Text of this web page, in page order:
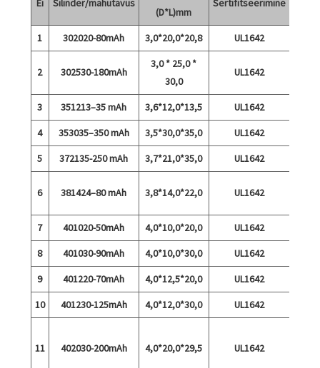
Ei Silinder/mahutavus
(D*L)mm
Sertifitseerimine
1 302020-80mAh 3,0*20,0*20,8 UL1642
2 302530-180mAh
3,0 * 25,0 *
30,0
UL1642
3 351213–35 mAh 3,6*12,0*13,5
UL1642
4
353035–350 mAh 3,5*30,0*35,0
UL1642
5
372135-250 mAh 3,7*21,0*35,0 UL1642
6 381424–80 mAh 3,8*14,0*22,0 UL1642
7
401020-50mAh 4,0*10,0*20,0
UL1642
8
401030-90mAh 4,0*10,0*30,0
UL1642
9
401220-70mAh 4,0*12,5*20,0
UL1642
10
401230-125mAh 4,0*12,0*30,0 UL1642
11 402030-200mAh 4,0*20,0*29,5 UL1642